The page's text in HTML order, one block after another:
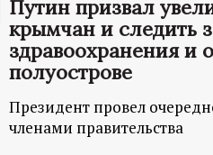
ц
и
о
Путин призвал
крымчан и следить
здравоохранения и
полуострове
Президент провел
членами правительства